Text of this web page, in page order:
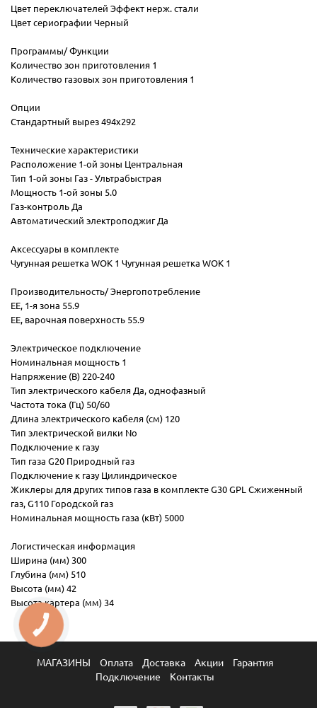
Цвет переключателей Эффект нерж. стали
Цвет сериографии Черный
Программы/ Функции
Количество зон приготовления 1
Количество газовых зон приготовления 1
Опции
Стандартный вырез 494x292
Технические характеристики
Расположение 1-ой зоны Центральная
Тип 1-ой зоны Газ - Ультрабыстрая
Мощность 1-ой зоны 5.0
Газ-контроль Да
Автоматический электроподжиг Да
Аксессуары в комплекте
Чугунная решетка WOK 1 Чугунная решетка WOK 1
Производительность/ Энергопотребление
EE, 1-я зона 55.9
EE, варочная поверхность 55.9
Электрическое подключение
Номинальная мощность 1
Напряжение (В) 220-240
Тип электрического кабеля Да, однофазный
Частота тока (Гц) 50/60
Длина электрического кабеля (см) 120
Тип электрической вилки No
Подключение к газу
Тип газа G20 Природный газ
Подключение к газу Цилиндрическое
Жиклеры для других типов газа в комплекте G30 GPL Сжиженный
газ, G110 Городской газ
Номинальная мощность газа (кВт) 5000
Логистическая информация
Ширина (мм) 300
Глубина (мм) 510
Высота (мм) 42
Высота картера (мм) 34
МАГАЗИНЫ Оплата Доставка Акции
Гарантия
Подключение
Контакты
КНОПКА
ЗВ'ЯЗКУ